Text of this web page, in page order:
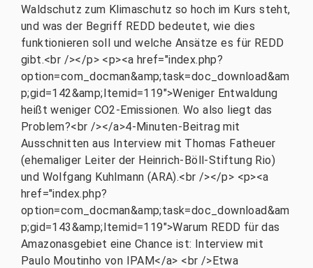
Waldschutz zum Klimaschutz so hoch im Kurs steht,
und was der Begriff REDD bedeutet, wie dies
funktionieren soll und welche Ansätze es für REDD
gibt.<br /></p> <p><a href="index.php?
option=com_docman&amp;task=doc_download&am
p;gid=142&amp;Itemid=119">Weniger Entwaldung
heißt weniger CO2-Emissionen. Wo also liegt das
Problem?<br /></a>4-Minuten-Beitrag mit
Ausschnitten aus Interview mit Thomas Fatheuer
(ehemaliger Leiter der Heinrich-Böll-Stiftung Rio)
und Wolfgang Kuhlmann (ARA).<br /></p> <p><a
href="index.php?
option=com_docman&amp;task=doc_download&am
p;gid=143&amp;Itemid=119">Warum REDD für das
Amazonasgebiet eine Chance ist: Interview mit
Paulo Moutinho von IPAM</a> <br />Etwa